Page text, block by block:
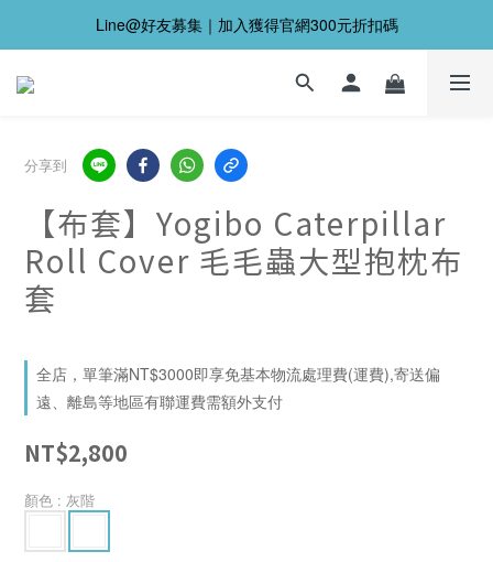
Line@好友募集｜加入獲得官網300元折扣碼
分享到
【布套】Yogibo Caterpillar
Roll Cover 毛毛蟲大型抱枕布
套
全店，單筆滿NT$3000即享免基本物流處理費(運費),寄送偏
遠、離島等地區有聯運費需額外支付
NT$2,800
顏色 : 灰階